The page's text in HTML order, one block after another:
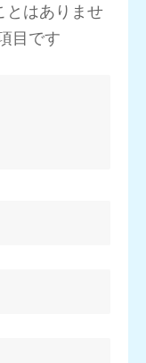
とはありませ
目です